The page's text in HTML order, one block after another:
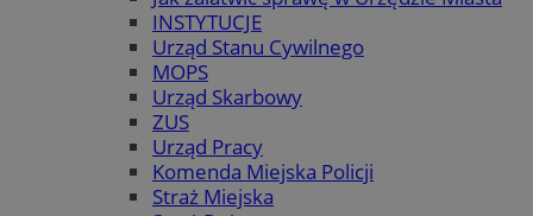
INSTYTUCJE
Urząd Stanu Cywilnego
MOPS
Urząd Skarbowy
ZUS
Urząd Pracy
Komenda Miejska Policji
Straż Miejska